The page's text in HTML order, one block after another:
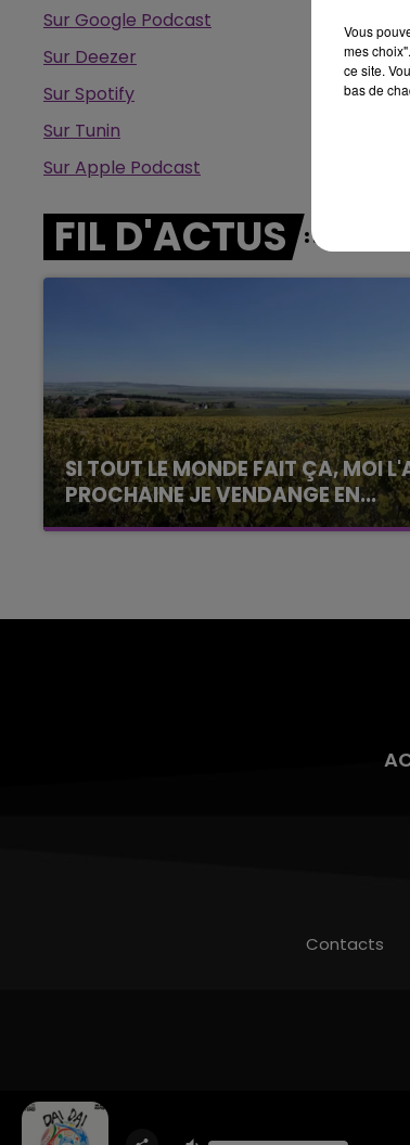
Sur Google Podcast
Sur Deezer
Sur Spotify
Sur Tunin
Sur Apple Podcast
FIL D'ACTUS
SI TOUT LE MONDE FAIT ÇA, MOI
PROCHAINE JE VENDANGE EN...
La vendange en Champagne a débuté
Contacts
Vous
mes
ce site.
bas de